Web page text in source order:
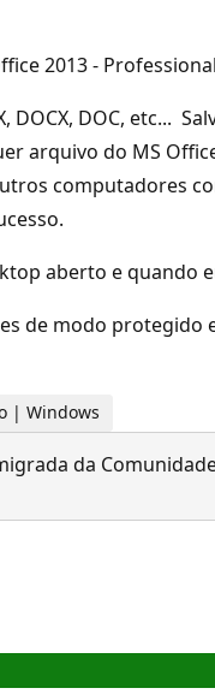
2013 -
DOCX, DOC, etc...
arquivo do MS
computadores
aberto e
de modo protegido
| Windows
da